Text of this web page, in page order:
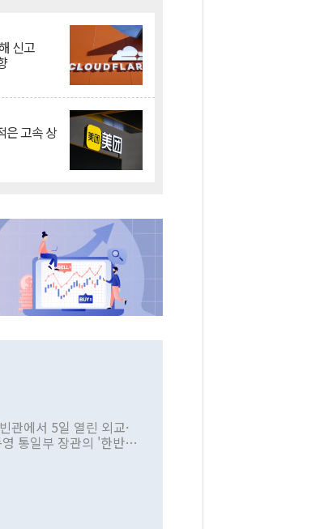
신고
은 고속 상
관에서 5일 열린 외교·
통일부 장관의 '한반도
으로 추진하겠다고 공
내놨다. 그동안 정 장